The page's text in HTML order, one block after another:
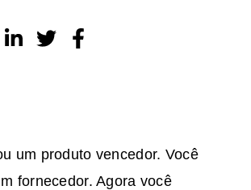
um produto vencedor. Você
fornecedor. Agora você